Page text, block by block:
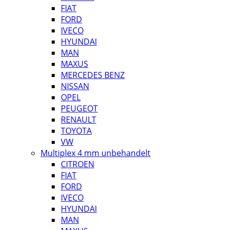
FIAT
FORD
IVECO
HYUNDAI
MAN
MAXUS
MERCEDES BENZ
NISSAN
OPEL
PEUGEOT
RENAULT
TOYOTA
VW
Multiplex 4 mm unbehandelt
CITROEN
FIAT
FORD
IVECO
HYUNDAI
MAN